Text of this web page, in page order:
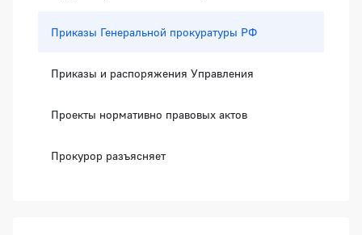
Приказы Генеральной прокуратуры РФ
Приказы и распоряжения Управления
Проекты нормативно правовых актов
Прокурор разъясняет